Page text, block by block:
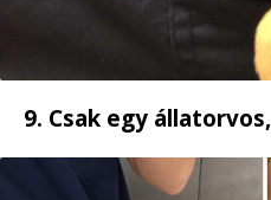
9. Csak egy